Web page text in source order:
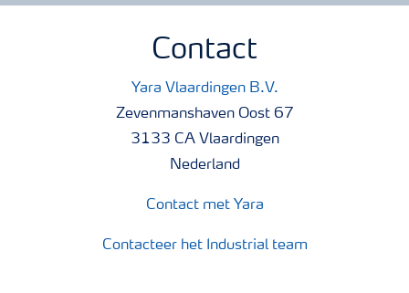
Contact
Yara Vlaardingen B.V.
Zevenmanshaven Oost 67
3133 CA Vlaardingen
Nederland
Contact met Yara
Contacteer het Industrial team